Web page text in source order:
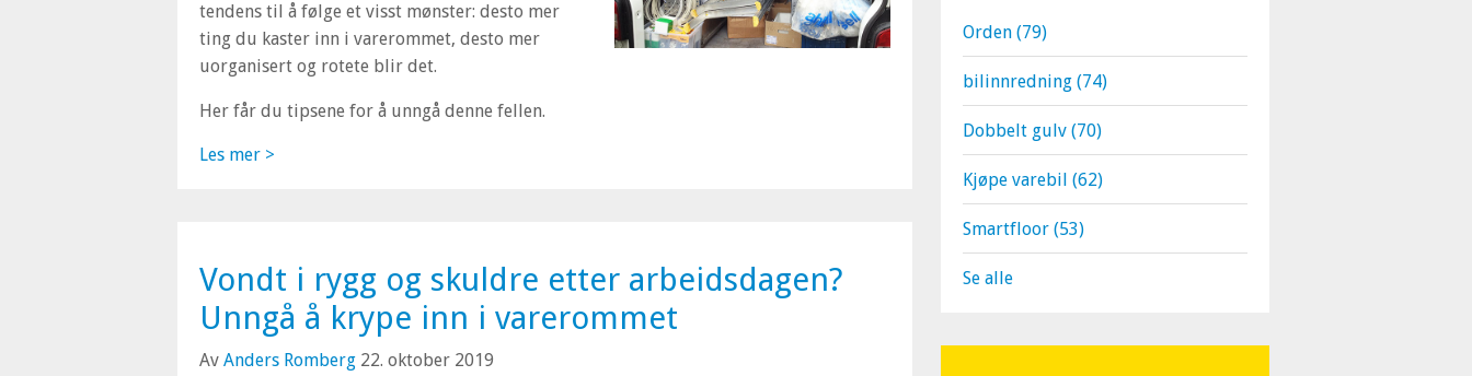
tendens til å følge et visst mønster: desto mer
ting du kaster inn i varerommet, desto mer
uorganisert og rotete blir det.
Her får du tipsene for å unngå denne fellen.
Les mer >
Vondt i rygg og skuldre etter arbeidsdagen?
Unngå å krype inn i varerommet
Av Anders Romberg 22. oktober 2019
Orden(79)
bilinnredning(74)
Dobbelt gulv(70)
Kjøpe varebil(62)
Smartfloor(53)
Se alle